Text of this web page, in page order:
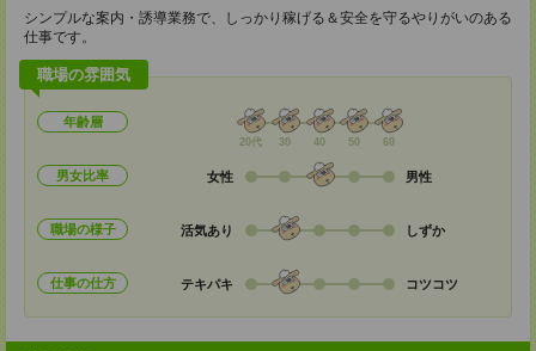
シンプルな案内・誘導業務で、しっかり稼げる＆安全を守るやりがいのある
仕事です。
職場の雰囲気
年齢層
20代 30 40 50 60
男女比率 女性 男性
職場の様子 活気あり しずか
仕事の仕方 テキパキ コツコツ